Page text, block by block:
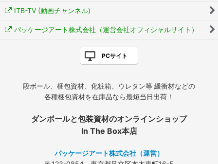
ITB-TV (動画チャンネル)
パッケージアート株式会社（運営会社オフィシャルサイト）
PCサイト
段ボール、梱包資材、化粧箱、ウレタン等 緩衝材などの
各種梱包資材を在庫品なら最短当日出荷！
ダンボールと包装資材のオンラインショップ
In The Box本店
パッケージアート株式会社（運営）